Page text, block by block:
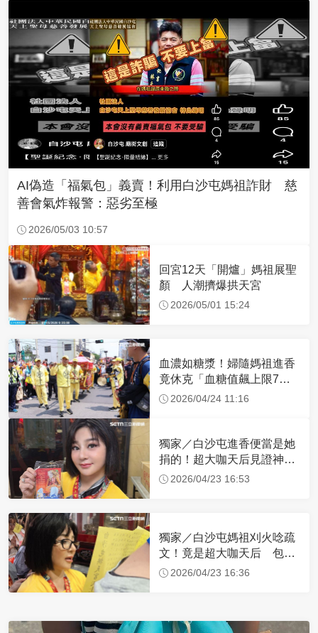
AI偽造「福氣包」義賣！利用白沙屯媽祖詐財 慈
善會氣炸報警：惡劣至極
2026/05/03 10:57
回宮12天「開爐」媽祖展聖
顏 人潮擠爆拱天宮
2026/05/01 15:24
血濃如糖漿！婦隨媽祖進香
竟休克「血糖值飆上限7
倍」 醫曝原因
2026/04/24 11:16
獨家／白沙屯進香便當是她
捐的！超大咖天后見證神
蹟 一靠近媽祖就爆哭
2026/04/23 16:53
獨家／白沙屯媽祖刈火唸疏
文！竟是超大咖天后 包尿
布忍尿5小時不喊累
2026/04/23 16:36